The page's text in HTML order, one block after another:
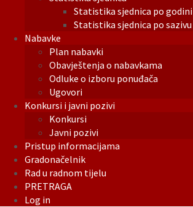
Statistika sjednica po godini
Statistika sjednica po sazivu
Nabavke
Plan nabavki
Obavještenja o nabavkama
Odluke o izboru ponuđača
Ugovori
Konkursi i javni pozivi
Konkursi
Javni pozivi
Pristup informacijama
Gradonačelnik
Rad u radnom tijelu
PRETRAGA
Log in